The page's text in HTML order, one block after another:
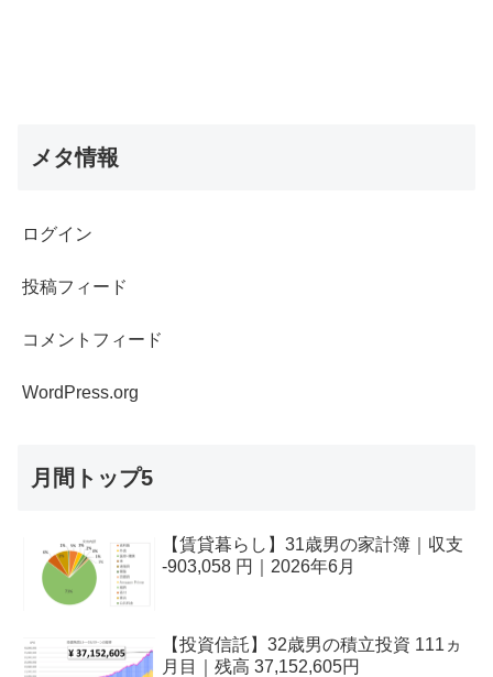
メタ情報
ログイン
投稿フィード
コメントフィード
WordPress.org
月間トップ5
【賃貸暮らし】31歳男の家計簿｜収支
-903,058 円｜2026年6月
【投資信託】32歳男の積立投資 111ヵ
月目｜残高 37,152,605円